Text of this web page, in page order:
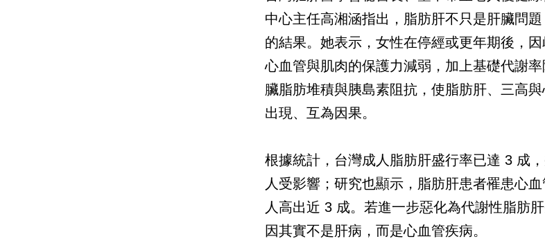
中心主任高湘涵指出，脂肪肝不只是肝臟問
的結果。她表示，女性在停經或更年期後，
心血管與肌肉的保護力減弱，加上基礎代謝
臟脂肪堆積與胰島素阻抗，使脂肪肝、三高
出現、互為因果。
根據統計，台灣成人脂肪肝盛行率已達 3 成
人受影響；研究也顯示，脂肪肝患者罹患心
人高出近 3 成。若進一步惡化為代謝性脂肪
因其實不是肝病，而是心血管疾病。